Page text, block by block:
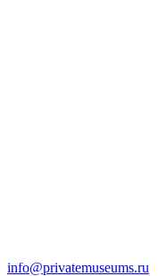
info@privatemuseums.ru